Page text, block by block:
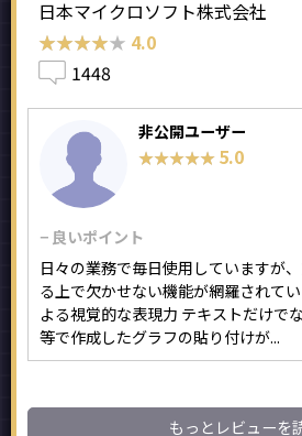
日本マイクロソフト株式会社
★★★★★
★★★★★ 4.0
1448
非公開ユーザー
★★★★★
★★★★★ 5.0
− 良いポイント
日々の業務で毎日使用していますが
る上で欠かせない機能が網羅されて
よる視覚的な表現力 テキストだけで
等で作成したグラフの貼り付けが...
もっとレビューを